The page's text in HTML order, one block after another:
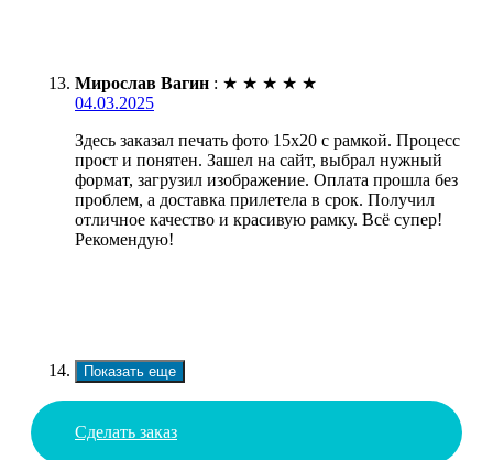
Мирослав Вагин : ★ ★ ★ ★ ★
04.03.2025
Здесь заказал печать фото 15х20 с рамкой. Процесс
прост и понятен. Зашел на сайт, выбрал нужный
формат, загрузил изображение. Оплата прошла без
проблем, а доставка прилетела в срок. Получил
отличное качество и красивую рамку. Всё супер!
Рекомендую!
Показать еще
Сделать заказ